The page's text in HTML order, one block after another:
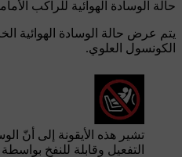
حالة الوسادة الهوائية للراكب
يتم عرض حالة الوسادة الهوائية
الكونسول العلوي.
تشير هذه الأيقونة إلى أنّ
التفعيل وقابلة للنفخ